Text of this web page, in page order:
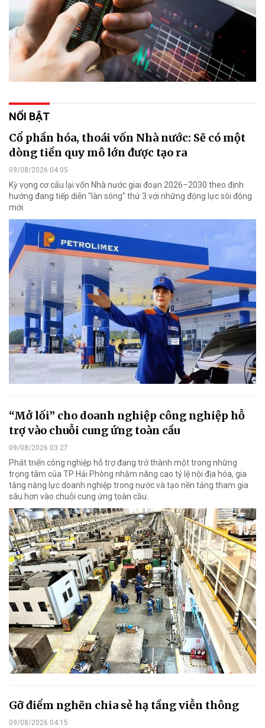
NỔI BẬT
Cổ phần hóa, thoái vốn Nhà nước: Sẽ có một
dòng tiền quy mô lớn được tạo ra
09/08/2026 04:05
Kỳ vọng cơ cấu lại vốn Nhà nước giai đoạn 2026–2030 theo định
hướng đang tiếp diễn "làn sóng" thứ 3 với những động lực sôi động
mới.
“Mở lối” cho doanh nghiệp công nghiệp hỗ
trợ vào chuỗi cung ứng toàn cầu
09/08/2026 03:27
Phát triển công nghiệp hỗ trợ đang trở thành một trong những
trọng tâm của TP Hải Phòng nhằm nâng cao tỷ lệ nội địa hóa, gia
tăng năng lực doanh nghiệp trong nước và tạo nền tảng tham gia
sâu hơn vào chuỗi cung ứng toàn cầu.
Gỡ điểm nghẽn chia sẻ hạ tầng viễn thông
09/08/2026 04:15